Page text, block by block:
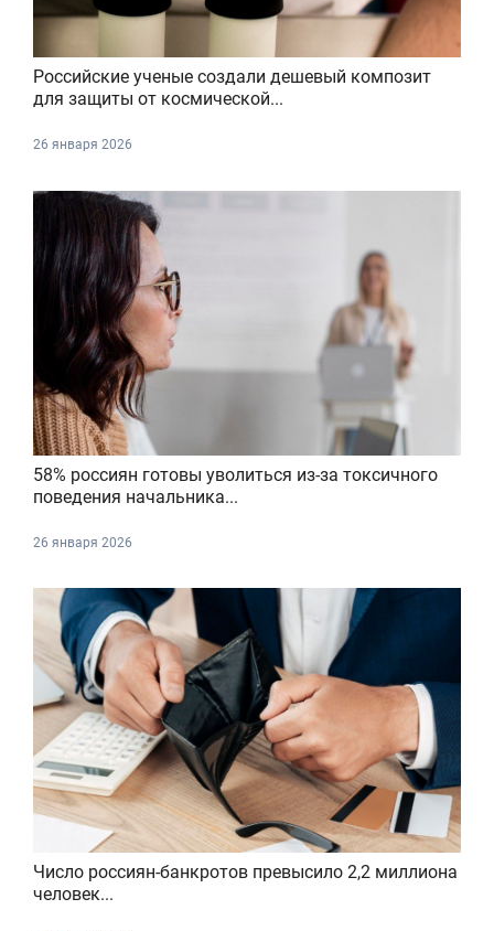
Российские ученые создали дешевый композит
для защиты от космической...
26 января 2026
58% россиян готовы уволиться из-за токсичного
поведения начальника...
26 января 2026
Число россиян-банкротов превысило 2,2 миллиона
человек...